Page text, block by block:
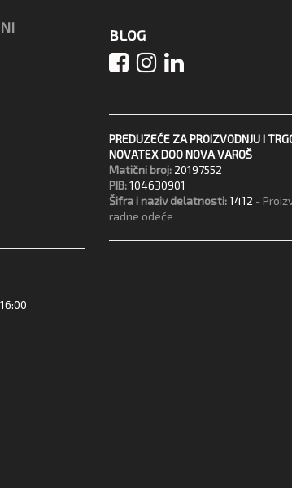
BLOG
PREDUZEĆE ZA PROIZVODNJU I
NOVATEX DOO NOVA VAROŠ
Matični broj: 20197552
PIB:104630901
Šifra i naziv delatnosti:1412 -
radne odeće